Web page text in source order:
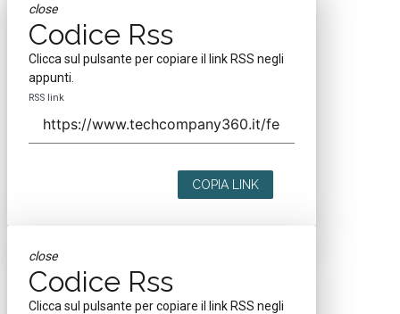
close
Codice Rss
Clicca sul pulsante per copiare il link RSS negli
appunti.
RSS link
COPIA LINK
close
Codice Rss
Clicca sul pulsante per copiare il link RSS negli